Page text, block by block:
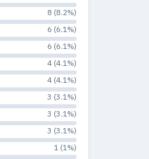
8 (8.2%)
6 (6.1%)
6 (6.1%)
4 (4.1%)
4 (4.1%)
3 (3.1%)
3 (3.1%)
3 (3.1%)
1 (1%)